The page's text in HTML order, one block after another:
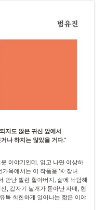
지도 않은 귀신 앞에서
나 하지는 않았을 거다.”
이야기인데, 읽고 나면 이상하
옥에서는 이 작품을 'K-장녀
만난 빌런 할아버지, 삶에 낙담해
, 갑자기 날개가 돋아난 자매, 현
독 희한하게 일어나는 짧은 이야